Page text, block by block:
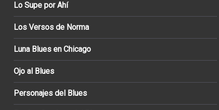
Lo Supe por Ahí
Los Versos de Norma
Luna Blues en Chicago
Ojo al Blues
Personajes del Blues